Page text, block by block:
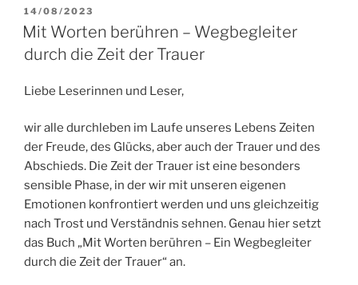
VERÖFFENTLICHT
AM
14/08/2023
Mit Worten berühren – Wegbegleiter
durch die Zeit der Trauer
Liebe Leserinnen und Leser,
wir alle durchleben im Laufe unseres Lebens Zeiten
der Freude, des Glücks, aber auch der Trauer und des
Abschieds. Die Zeit der Trauer ist eine besonders
sensible Phase, in der wir mit unseren eigenen
Emotionen konfrontiert werden und uns gleichzeitig
nach Trost und Verständnis sehnen. Genau hier setzt
das Buch „Mit Worten berühren – Ein Wegbegleiter
durch die Zeit der Trauer“ an.